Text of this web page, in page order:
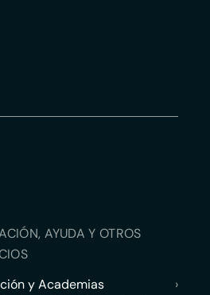
AYUDA Y OTROS
y Academias
›